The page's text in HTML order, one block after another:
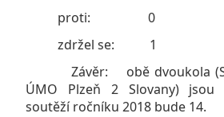
proti: 0
zdržel se: 1
Závěr: obě dvoukola
ÚMO Plzeň 2 Slovany) jsou
soutěží ročníku 2018 bude 14.